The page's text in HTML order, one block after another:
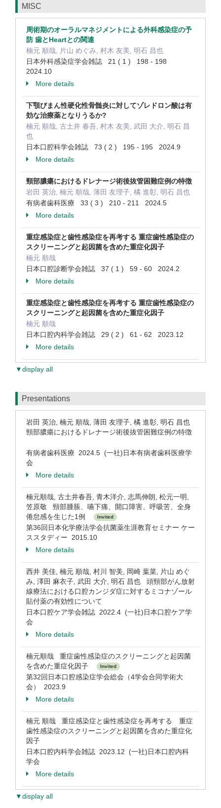
MISC
周術期のオーラルマネジメントによる外科感染症の予
防 歯とHeartとの関連
楠元 順哉, 片山 めぐみ, 村木 友美, 明石 昌也
日本外科感染症学会雑誌 21 ( 1 ) 198 - 198
2024.10
More details
下顎びまん性硬化性骨髄炎に対してゾレドロン酸は有
効な治療薬となりうるか?
楠元 順哉, 古土井 春吾, 村木 友美, 武田 大介, 明石 昌
也
日本口腔科学会雑誌 73 ( 2 ) 195 - 195 2024.9
More details
頸部膿瘍におけるドレナージ術後抜管困難症例の特徴
岩田 英治, 楠元 順哉, 薄田 友理子, 橘 進彰, 明石 昌也
有病者歯科医療 33 ( 3 ) 210 - 211 2024.5
More details
重症感染症と歯性感染症を再考する 重症歯性感染症の
スクリーニングと起因菌を含めた重症化因子
楠元 順哉
日本口腔診断学会雑誌 37 ( 1 ) 59 - 60 2024.2
More details
重症感染症と歯性感染症を再考する 重症歯性感染症の
スクリーニングと起因菌を含めた重症化因子
楠元 順哉
日本口腔内科学会雑誌 29 ( 2 ) 61 - 62 2023.12
More details
▼display all
Presentations
岩田 英治, 楠元 順哉, 薄田 友理子, 橘 進彰, 明石 昌也
頸部膿瘍におけるドレナージ術後抜管困難症例の特徴
有病者歯科医療 2024.5 (一社)日本有病者歯科医療学
会
More details
楠元順哉, 古土井春吾, 青木洋介, 志馬伸朗, 松元一明,
笠原敬 頸部腫脹、嚥下痛、開口障害、呼吸苦、全身
倦怠感を生じた1例
Invited
第36回日本化学療法学会抗菌薬生涯教育セミナー ケー
ススタディー 2015.10
More details
西井 美佳, 楠元 順哉, 村川 智美, 岡崎 葉菜, 片山 めぐ
み, 澤田 麻衣子, 武田 大介, 明石 昌也 頭頸部がん放射
線療法における口腔カンジダ症に対するミコナゾール
貼付薬の有効性について
日本口腔ケア学会雑誌 2022.4 (一社)日本口腔ケア学
会
More details
楠元順哉 重症歯性感染症のスクリーニングと起因菌
を含めた重症化因子
Invited
第32回日本口腔感染症学会総会（4学会合同学術大
会） 2023.9
More details
楠元 順哉 重症感染症と歯性感染症を再考する 重症
歯性感染症のスクリーニングと起因菌を含めた重症化
因子
日本口腔内科学会雑誌 2023.12 (一社)日本口腔内科
学会
More details
▼display all